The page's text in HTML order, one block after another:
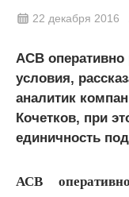
22 декабря 2016
АСВ оперативно
условия,
аналитик
Кочетков, при
единичность
АСВ